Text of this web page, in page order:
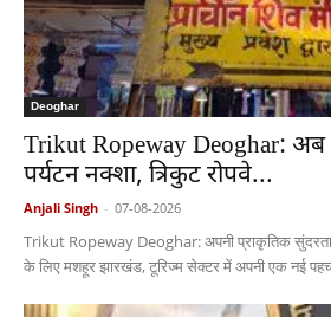
Deoghar
Trikut Ropeway Deoghar: अब
पर्यटन नक्शा, त्रिकुट रोपवे...
Anjali Singh - 07-08-2026
Trikut Ropeway Deoghar: अपनी प्राकृतिक सुंदरता,
के लिए मशहूर झारखंड, टूरिज्म सेक्टर में अपनी एक नई